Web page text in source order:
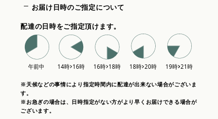
お届け日時のご指定について
配達の日時をご指定頂けます。
※天候などの事情により指定時間内に配達が出来ない場合がございま
す。
※お急ぎの場合は、日時指定がない方がより早くお届けできる場合が
ございます。